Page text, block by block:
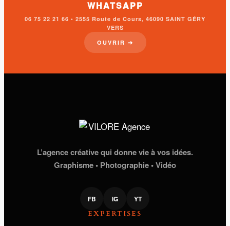
WHATSAPP
06 75 22 21 66 • 2555 Route de Cours, 46090 SAINT GÉRY
VERS
OUVRIR ➔
L’agence créative qui donne vie à vos idées.
Graphisme • Photographie • Vidéo
FB IG
YT
EXPERTISES